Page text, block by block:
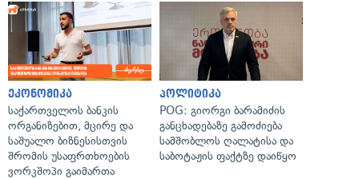
ეკონომიკა
საქართველოს ბანკის
ორგანიზებით, მცირე და
საშუალო ბიზნესისთვის
შრომის უსაფრთხოების
ვორკშოპი გაიმართა
პოლიტიკა
POG: გიორგი ბარამიძის
განცხადებაზე გამოძიება
სამშობლოს ღალატისა და
საბოტაჟის ფაქტზე დაიწყო